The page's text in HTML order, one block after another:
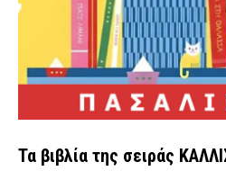
Τα βιβλία της σειράς